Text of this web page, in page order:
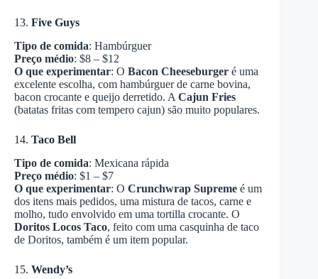
13. Five Guys
Tipo de comida: Hambúrguer
Preço médio: $8 – $12
O que experimentar: O Bacon Cheeseburger é uma
excelente escolha, com hambúrguer de carne bovina,
bacon crocante e queijo derretido. A Cajun Fries
(batatas fritas com tempero cajun) são muito populares.
14. Taco Bell
Tipo de comida: Mexicana rápida
Preço médio: $1 – $7
O que experimentar: O Crunchwrap Supreme é um
dos itens mais pedidos, uma mistura de tacos, carne e
molho, tudo envolvido em uma tortilla crocante. O
Doritos Locos Taco, feito com uma casquinha de taco
de Doritos, também é um item popular.
15. Wendy’s